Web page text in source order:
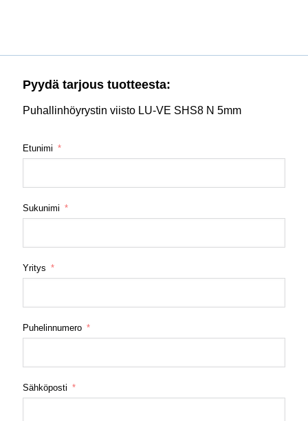
Pyydä tarjous tuotteesta:
Puhallinhöyrystin viisto LU-VE SHS8 N 5mm
Etunimi
Sukunimi
Yritys
Puhelinnumero
Sähköposti